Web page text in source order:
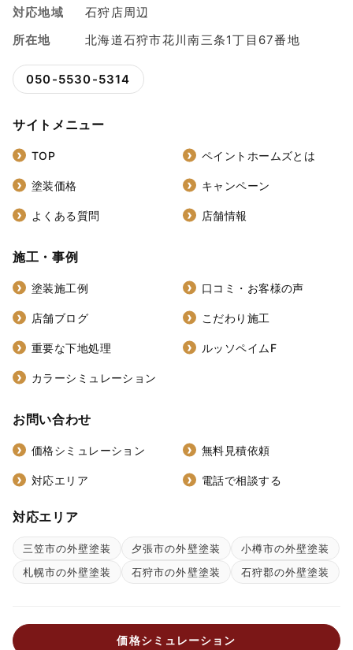
対応地域
石狩店周辺
所在地
北海道石狩市花川南三条1丁目67番地
050-5530-5314
サイトメニュー
TOP ペイントホームズとは
塗装価格 キャンペーン
よくある質問 店舗情報
施工・事例
塗装施工例 口コミ・お客様の声
店舗ブログ こだわり施工
重要な下地処理 ルッソペイムF
カラーシミュレーション
お問い合わせ
価格シミュレーション 無料見積依頼
対応エリア 電話で相談する
対応エリア
三笠市の外壁塗装 夕張市の外壁塗装
小樽市の外壁塗装
札幌市の外壁塗装
石狩市の外壁塗装 石狩郡の外壁塗装
価格シミュレーション